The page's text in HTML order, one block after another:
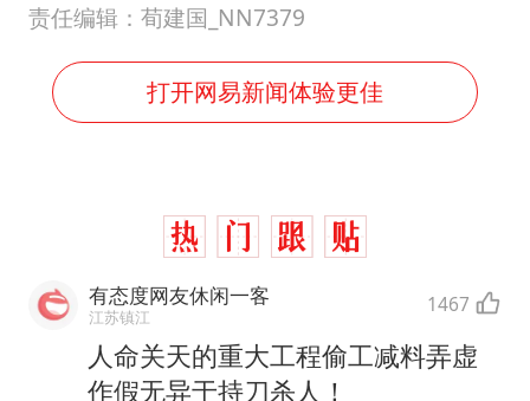
责任编辑：荀建国_NN7379
打开网易新闻体验更佳
有态度网友休闲一客
江苏镇江 1467
人命关天的重大工程偷工减料弄虚
作假无异于持刀杀人！